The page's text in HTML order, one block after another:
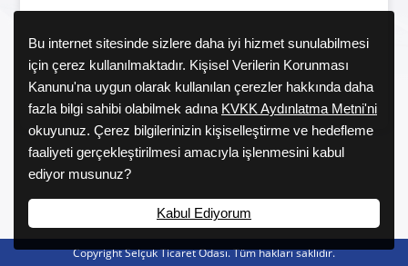
Copyright Selçuk Ticaret Odası. Tüm hakları saklıdır.
Bu internet sitesinde sizlere daha iyi hizmet sunulabilmesi
için çerez kullanılmaktadır. Kişisel Verilerin Korunması
Kanunu'na uygun olarak kullanılan çerezler hakkında daha
fazla bilgi sahibi olabilmek adına KVKK Aydınlatma Metni'ni
okuyunuz. Çerez bilgilerinizin kişiselleştirme ve hedefleme
faaliyeti gerçekleştirilmesi amacıyla işlenmesini kabul
ediyor musunuz?
Kabul Ediyorum